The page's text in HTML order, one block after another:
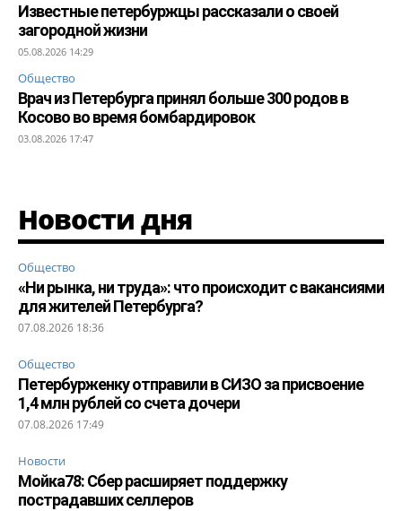
Известные петербуржцы рассказали о своей
загородной жизни
05.08.2026 14:29
Общество
Врач из Петербурга принял больше 300 родов в
Косово во время бомбардировок
03.08.2026 17:47
Новости дня
Общество
«Ни рынка, ни труда»: что происходит с вакансиями
для жителей Петербурга?
07.08.2026 18:36
Общество
Петербурженку отправили в СИЗО за присвоение
1,4 млн рублей со счета дочери
07.08.2026 17:49
Новости
Мойка78: Сбер расширяет поддержку
пострадавших селлеров